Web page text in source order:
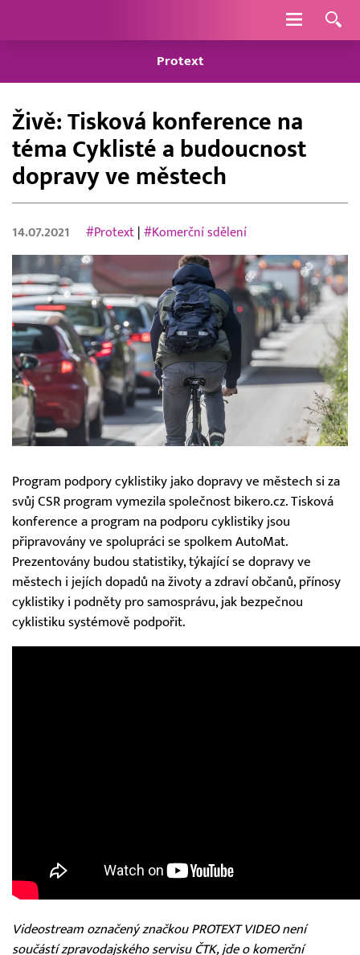
Navigace
Protext
Živě: Tisková konference na
téma Cyklisté a budoucnost
dopravy ve městech
14.07.2021 #Protext |#Komerční sdělení
Program podpory cyklistiky jako dopravy ve městech si za
svůj CSR program vymezila společnost bikero.cz. Tisková
konference a program na podporu cyklistiky jsou
připravovány ve spolupráci se spolkem AutoMat.
Prezentovány budou statistiky, týkající se dopravy ve
městech i jejích dopadů na životy a zdraví občanů, přínosy
cyklistiky i podněty pro samosprávu, jak bezpečnou
cyklistiku systémově podpořit.
Videostream označený značkou PROTEXT VIDEO není
součástí zpravodajského servisu ČTK, jde o komerční